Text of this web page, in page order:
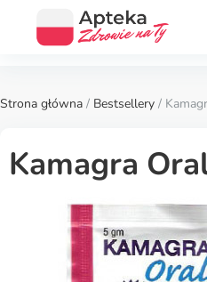
Strona główna / Bestsellery /
Kamagra